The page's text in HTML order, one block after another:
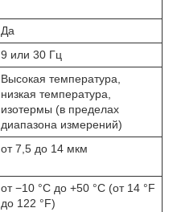
Да
9 или 30 Гц
Высокая температура,
низкая температура,
изотермы (в пределах
диапазона измерений)
от 7,5 до 14 мкм
от −10 °C до +50 °C (от 14 °F
до 122 °F)